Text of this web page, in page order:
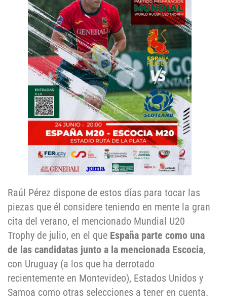
Raúl Pérez dispone de estos días para tocar las
piezas que él considere teniendo en mente la gran
cita del verano, el mencionado Mundial U20
Trophy de julio, en el que España parte como una
de las candidatas junto a la mencionada Escocia,
con Uruguay (a los que ha derrotado
recientemente en Montevideo), Estados Unidos y
Samoa como otras selecciones a tener en cuenta.